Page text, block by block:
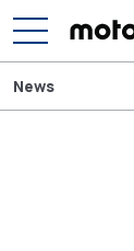
News